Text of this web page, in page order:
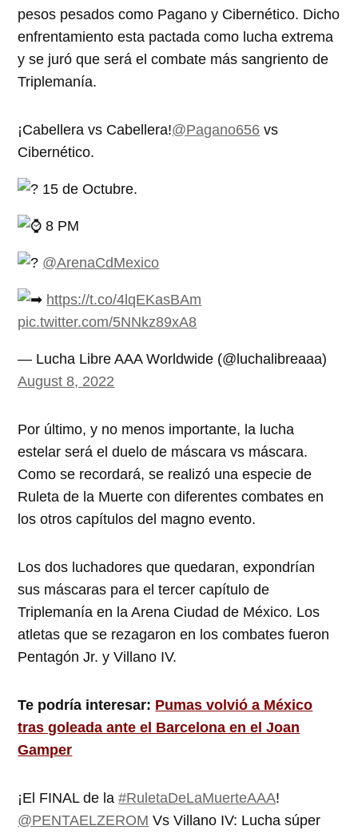
pesos pesados como Pagano y Cibernético. Dicho
enfrentamiento esta pactada como lucha extrema
y se juró que será el combate más sangriento de
Triplemanía.
¡Cabellera vs Cabellera!@Pagano656 vs
Cibernético.
15 de Octubre.
8 PM
@ArenaCdMexico
https://t.co/4lqEKasBAm
pic.twitter.com/5NNkz89xA8
— Lucha Libre AAA Worldwide (@luchalibreaaa)
August 8, 2022
Por último, y no menos importante, la lucha
estelar será el duelo de máscara vs máscara.
Como se recordará, se realizó una especie de
Ruleta de la Muerte con diferentes combates en
los otros capítulos del magno evento.
Los dos luchadores que quedaran, expondrían
sus máscaras para el tercer capítulo de
Triplemanía en la Arena Ciudad de México. Los
atletas que se rezagaron en los combates fueron
Pentagón Jr. y Villano IV.
Te podría interesar: Pumas volvió a México
tras goleada ante el Barcelona en el Joan
Gamper
¡El FINAL de la#RuletaDeLaMuerteAAA!
@PENTAELZEROM Vs Villano IV: Lucha súper